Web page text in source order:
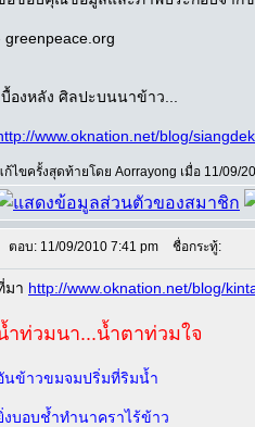
greenpeace.org
บื้องหลัง ศิลปะบนนาข้าว...
www.oknation.net/blog/
ก้ไขครั้งสุดท้ายโดย Aorrayong เมื่อ 11/09/
ตอบ: 11/09/2010 7:41 pm ชื่อกระทู้:
มา http://www.oknation.net/blog/
ำท่วมนา...น้ำตาท่วมใจ
นข้าวขมจมปริ่มที่ริมน้ำ
งบอบช้ำทำนาคราไร้ข้าว